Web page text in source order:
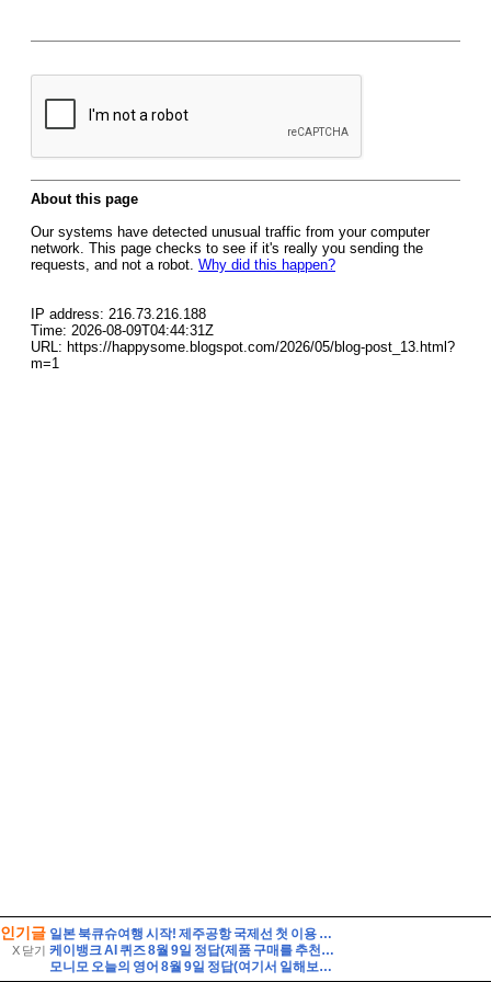
인기글
X 닫기
일본 북큐슈여행 시작! 제주공항 국제선 첫 이용 후기, 출국 준비부터 바이오정보 등록까지
케이뱅크 AI 퀴즈 8월 9일 정답(제품 구매를 추천하는 대신, 제품의 단점까지 솔직하게 리뷰하여 과소비를 경계하는 인플루언서 유형은?)
모니모 오늘의 영어 8월 9일 정답(여기서 일해보는 게 제 꿈이에요. 여기서 일하고 싶었어요. 승진하기를 바랍니다)